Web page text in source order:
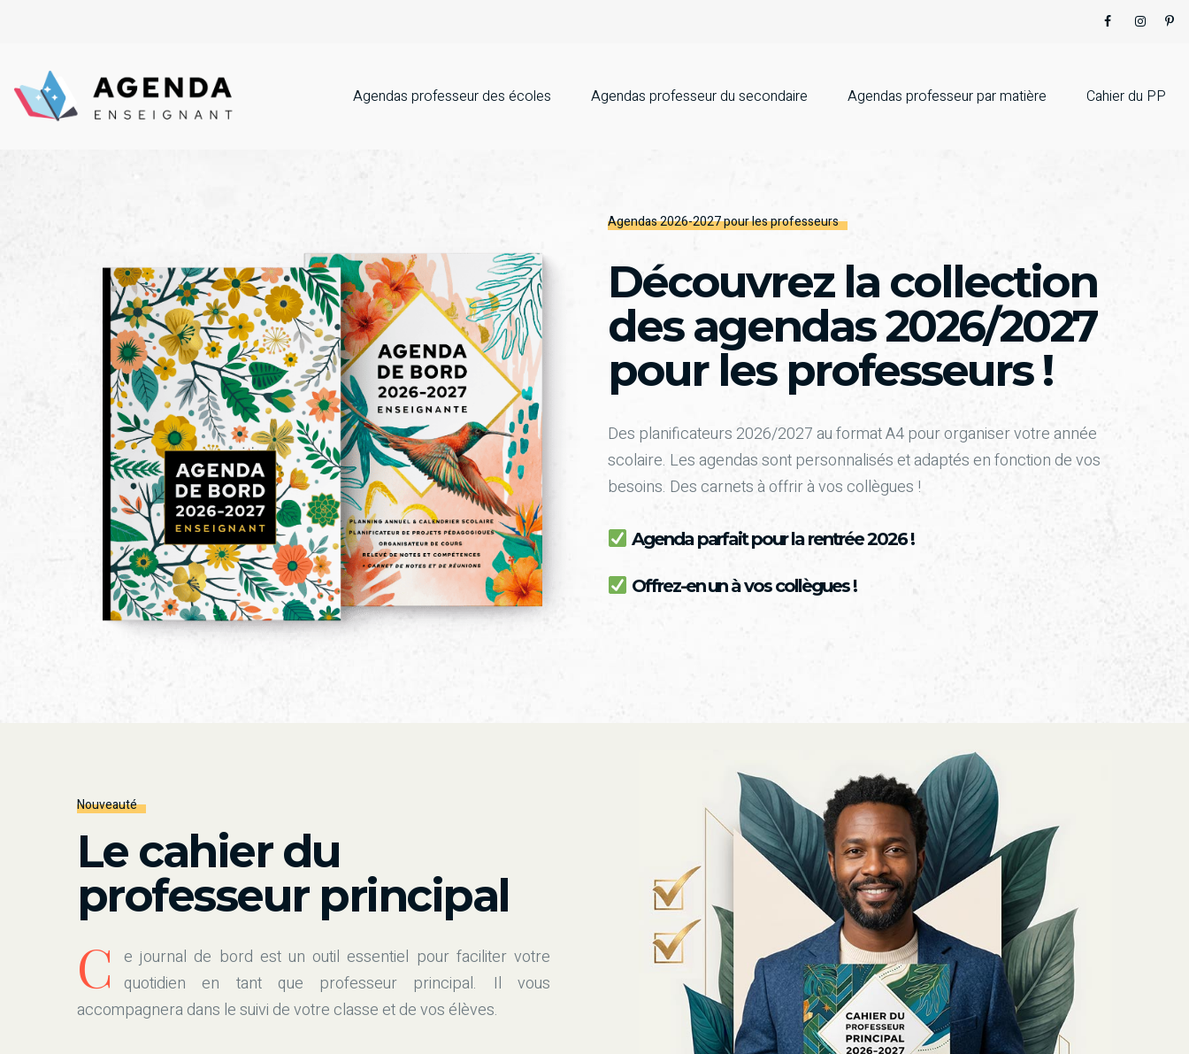
Agendas professeur des écoles Agendas professeur du secondaire Agendas professeur par matière Cahier du PP
Agendas 2026-2027 pour les professeurs
Découvrez la collection
des agendas 2026/2027
pour les professeurs !
Des planificateurs 2026/2027 au format A4 pour organiser votre année
scolaire. Les agendas sont personnalisés et adaptés en fonction de vos
besoins. Des carnets à offrir à vos collègues !
Agenda parfait pour la rentrée 2026 !
Offrez-en un à vos collègues !
Nouveauté
Le cahier du
professeur principal
C e journal de bord est un outil essentiel pour faciliter votre
quotidien en tant que professeur principal. Il vous
accompagnera dans le suivi de votre classe et de vos élèves.